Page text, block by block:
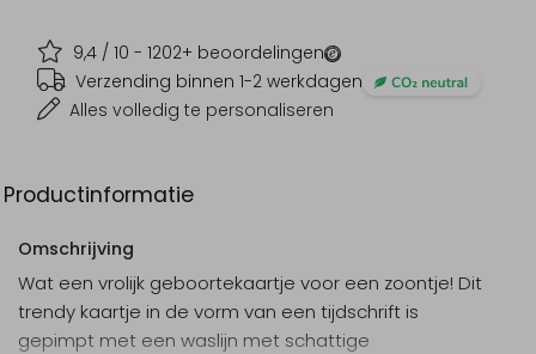
9,4 / 10 - 1202+ beoordelingen
Verzending binnen 1-2 werkdagen
Alles volledig te personaliseren
Productinformatie
Omschrijving
Wat een vrolijk geboortekaartje voor een zoontje! Dit
trendy kaartje in de vorm van een tijdschrift is
gepimpt met een waslijn met schattige